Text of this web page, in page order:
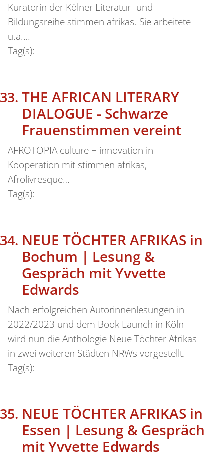
Kuratorin der Kölner Literatur- und
Bildungsreihe stimmen afrikas. Sie arbeitete
u.a.…
Tag(s):
THE AFRICAN LITERARY
DIALOGUE - Schwarze
Frauenstimmen vereint
AFROTOPIA culture + innovation in
Kooperation mit stimmen afrikas,
Afrolivresque…
Tag(s):
NEUE TÖCHTER AFRIKAS in
Bochum | Lesung &
Gespräch mit Yvvette
Edwards
Nach erfolgreichen Autorinnenlesungen in
2022/2023 und dem Book Launch in Köln
wird nun die Anthologie Neue Töchter Afrikas
in zwei weiteren Städten NRWs vorgestellt.
Tag(s):
NEUE TÖCHTER AFRIKAS in
Essen | Lesung & Gespräch
mit Yvvette Edwards